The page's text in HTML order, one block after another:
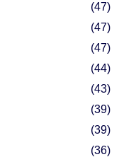
47
47
47
44
43
39
39
36